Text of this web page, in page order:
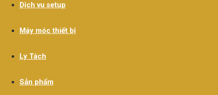
Dịch vụ setup
Máy móc thiết bị
Ly Tách
Sản phẩm